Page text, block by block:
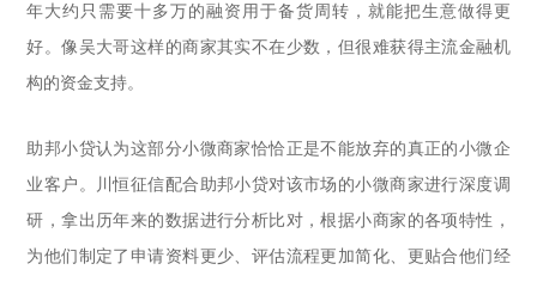
年大约只需要十多万的融资用于备货周转，就能把生意做得更
好。像吴大哥这样的商家其实不在少数，但很难获得主流金融机
构的资金支持。
助邦小贷认为这部分小微商家恰恰正是不能放弃的真正的小微企
业客户。川恒征信配合助邦小贷对该市场的小微商家进行深度调
研，拿出历年来的数据进行分析比对，根据小商家的各项特性，
为他们制定了申请资料更少、评估流程更加简化、更贴合他们经